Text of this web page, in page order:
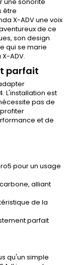
être
X-ADV une voix
de ce
son design
qui se marie
ADV.
parfait
L'installation est
pas de
et de
pour un usage
alliant
de la
parfait
qu'un simple